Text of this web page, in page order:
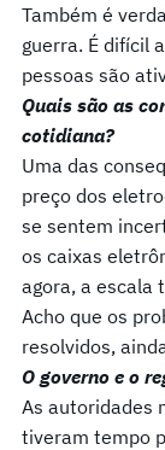
Também é
guerra. É difícil
pessoas são
Quais são as
cotidiana?
Uma das
preço dos
se sentem
os caixas
agora, a escala
Acho que os
resolvidos,
O governo e o
As autoridades
tiveram tempo